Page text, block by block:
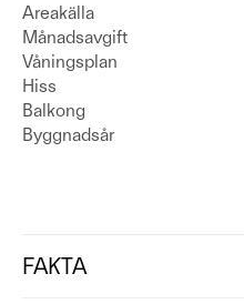
Areakälla
Månadsavgift
Våningsplan
Hiss
Balkong
Byggnadsår
FAKTA